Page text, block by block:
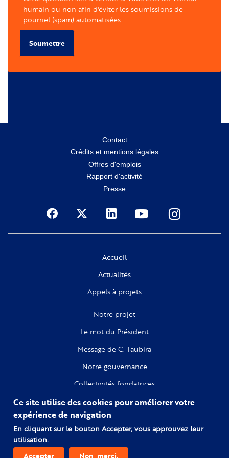
humain ou non afin d'éviter les soumissions de
pourriel (spam) automatisées.
Soumettre
Contact
Crédits et mentions légales
Offres d'emplois
Rapport d'activité
Presse
Social
Accueil
Actualités
Appels à projets
Notre projet
Le mot du Président
Message de C. Taubira
Notre gouvernance
Collectivités fondatrices
Recherche
Citoyenneté
Ce site utilise des cookies pour améliorer votre
expérience de navigation
En cliquant sur le bouton Accepter, vous approuvez leur
utilisation.
Accepter Non, merci.